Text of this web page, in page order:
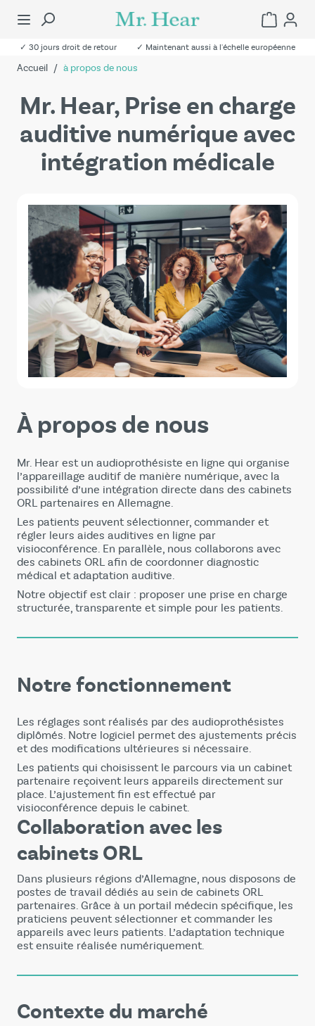
✓ 30 jours droit de retour ✓ Maintenant aussi à l'échelle européenne
Accueil / à propos de nous
Mr. Hear, Prise en charge
auditive numérique avec
intégration médicale
À propos de nous
Mr. Hear est un audioprothésiste en ligne qui organise
l’appareillage auditif de manière numérique, avec la
possibilité d’une intégration directe dans des cabinets
ORL partenaires en Allemagne.
Les patients peuvent sélectionner, commander et
régler leurs aides auditives en ligne par
visioconférence. En parallèle, nous collaborons avec
des cabinets ORL afin de coordonner diagnostic
médical et adaptation auditive.
Notre objectif est clair : proposer une prise en charge
structurée, transparente et simple pour les patients.
Notre fonctionnement
Les réglages sont réalisés par des audioprothésistes
diplômés. Notre logiciel permet des ajustements précis
et des modifications ultérieures si nécessaire.
Les patients qui choisissent le parcours via un cabinet
partenaire reçoivent leurs appareils directement sur
place. L’ajustement fin est effectué par
visioconférence depuis le cabinet.
Collaboration avec les
cabinets ORL
Dans plusieurs régions d’Allemagne, nous disposons de
postes de travail dédiés au sein de cabinets ORL
partenaires. Grâce à un portail médecin spécifique, les
praticiens peuvent sélectionner et commander les
appareils avec leurs patients. L’adaptation technique
est ensuite réalisée numériquement.
Contexte du marché